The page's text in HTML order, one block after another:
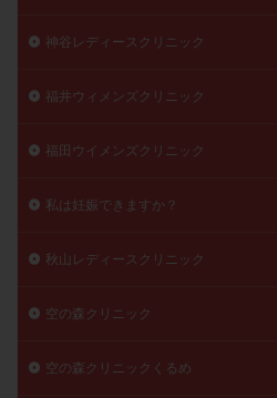
神谷レディースクリニック
福井ウィメンズクリニック
福田ウイメンズクリニック
私は妊娠できますか？
秋山レディースクリニック
空の森クリニック
空の森クリニックくるめ